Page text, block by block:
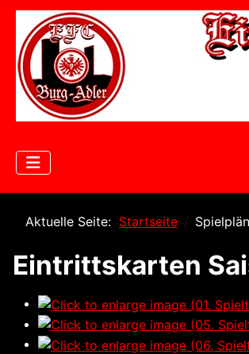
Aktuelle Seite: Startseite
Eintrittskarten